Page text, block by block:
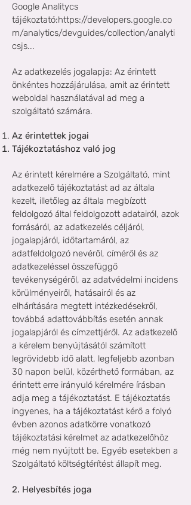
Google Analitycs
tájékoztató:https://developers.google.co
m/analytics/devguides/collection/analyti
csjs...
Az adatkezelés jogalapja: Az érintett
önkéntes hozzájárulása, amit az érintett
weboldal használatával ad meg a
szolgáltató számára.
Az érintettek jogai
Tájékoztatáshoz való jog
Az érintett kérelmére a Szolgáltató, mint
adatkezelő tájékoztatást ad az általa
kezelt, illetőleg az általa megbízott
feldolgozó által feldolgozott adatairól, azok
forrásáról, az adatkezelés céljáról,
jogalapjáról, időtartamáról, az
adatfeldolgozó nevéről, címéről és az
adatkezeléssel összefüggő
tevékenységéről, az adatvédelmi incidens
körülményeiről, hatásairól és az
elhárítására megtett intézkedésekről,
továbbá adattovábbítás esetén annak
jogalapjáról és címzettjéről. Az adatkezelő
a kérelem benyújtásától számított
legrövidebb idő alatt, legfeljebb azonban
30 napon belül, közérthető formában, az
érintett erre irányuló kérelmére írásban
adja meg a tájékoztatást. E tájékoztatás
ingyenes, ha a tájékoztatást kérő a folyó
évben azonos adatkörre vonatkozó
tájékoztatási kérelmet az adatkezelőhöz
még nem nyújtott be. Egyéb esetekben a
Szolgáltató költségtérítést állapít meg.
2. Helyesbítés joga